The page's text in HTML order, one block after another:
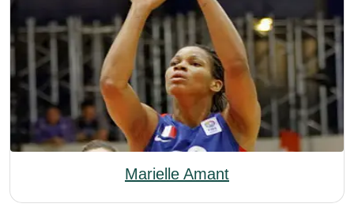
Marielle Amant